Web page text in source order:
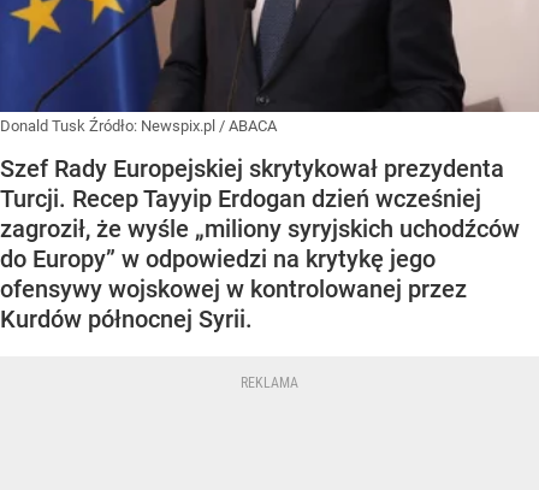
Donald Tusk Źródło: Newspix.pl / ABACA
Szef Rady Europejskiej skrytykował prezydenta
Turcji. Recep Tayyip Erdogan dzień wcześniej
zagroził, że wyśle „miliony syryjskich uchodźców
do Europy” w odpowiedzi na krytykę jego
ofensywy wojskowej w kontrolowanej przez
Kurdów północnej Syrii.